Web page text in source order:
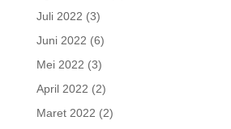
Juli 2022 (3)
Juni 2022 (6)
Mei 2022 (3)
April 2022 (2)
Maret 2022 (2)